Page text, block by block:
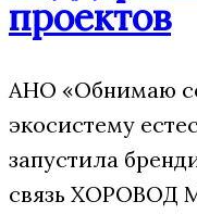
проектов
АНО «Обнимаю
экосистему
запустила
связь ХОРОВОД